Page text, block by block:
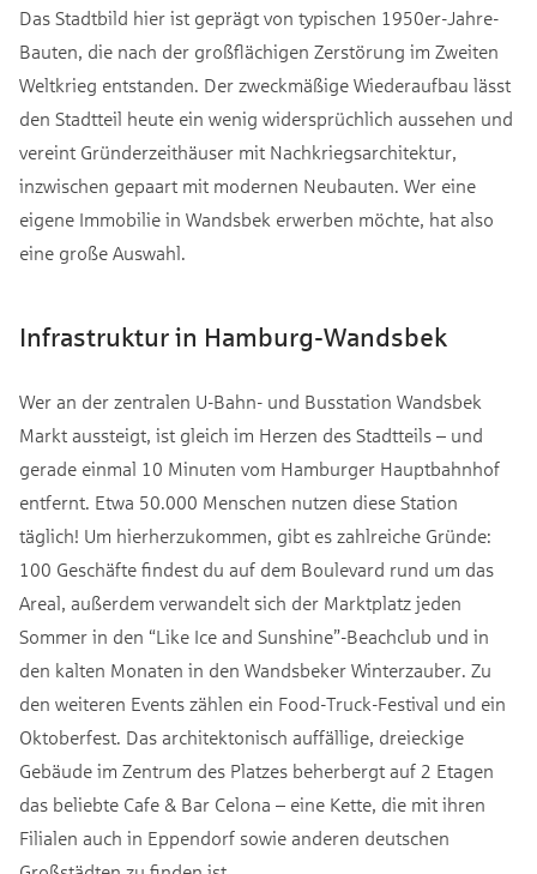
Das Stadtbild hier ist geprägt von typischen 1950er-Jahre-
Bauten, die nach der großflächigen Zerstörung im Zweiten
Weltkrieg entstanden. Der zweckmäßige Wiederaufbau lässt
den Stadtteil heute ein wenig widersprüchlich aussehen und
vereint Gründerzeithäuser mit Nachkriegsarchitektur,
inzwischen gepaart mit modernen Neubauten. Wer eine
eigene Immobilie in Wandsbek erwerben möchte, hat also
eine große Auswahl.
Infrastruktur in Hamburg-Wandsbek
Wer an der zentralen U-Bahn- und Busstation Wandsbek
Markt aussteigt, ist gleich im Herzen des Stadtteils – und
gerade einmal 10 Minuten vom Hamburger Hauptbahnhof
entfernt. Etwa 50.000 Menschen nutzen diese Station
täglich! Um hierherzukommen, gibt es zahlreiche Gründe:
100 Geschäfte findest du auf dem Boulevard rund um das
Areal, außerdem verwandelt sich der Marktplatz jeden
Sommer in den “Like Ice and Sunshine”-Beachclub und in
den kalten Monaten in den Wandsbeker Winterzauber. Zu
den weiteren Events zählen ein Food-Truck-Festival und ein
Oktoberfest. Das architektonisch auffällige, dreieckige
Gebäude im Zentrum des Platzes beherbergt auf 2 Etagen
das beliebte Cafe & Bar Celona – eine Kette, die mit ihren
Filialen auch in Eppendorf sowie anderen deutschen